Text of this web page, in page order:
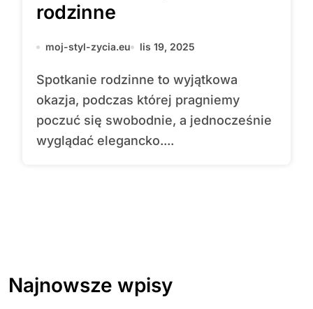
rodzinne
moj-styl-zycia.eu lis 19, 2025
Spotkanie rodzinne to wyjątkowa
okazja, podczas której pragniemy
poczuć się swobodnie, a jednocześnie
wyglądać elegancko....
Najnowsze wpisy